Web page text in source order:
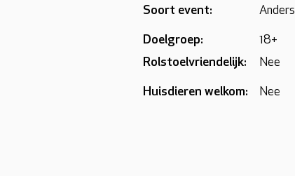
Soort event: Anders
Doelgroep:
18+
Rolstoelvriendelijk:
Nee
Huisdieren welkom: Nee